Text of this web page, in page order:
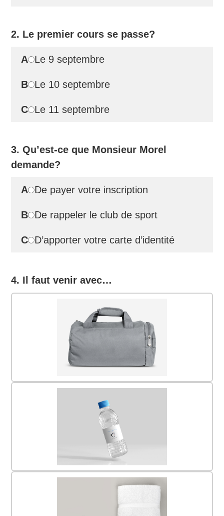
2. Le premier cours se passe?
A Le 9 septembre
B Le 10 septembre
C Le 11 septembre
3. Qu’est-ce que Monsieur Morel
demande?
A De payer votre inscription
B De rappeler le club de sport
C D’apporter votre carte d’identité
4. Il faut venir avec…